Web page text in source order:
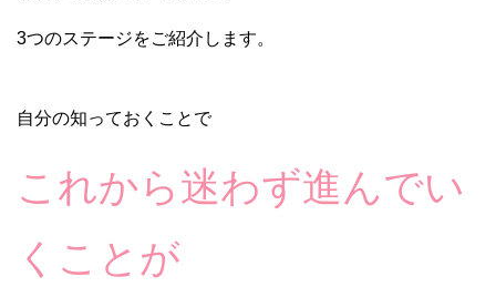
3つのステージをご紹介します。
自分の知っておくことで
これから迷わず進んでい
くことが